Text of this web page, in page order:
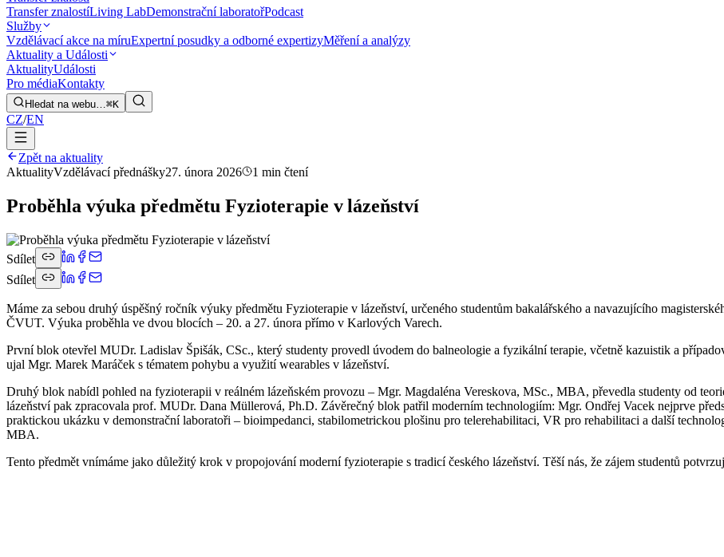
Transfer znalostíLiving LabDemonstrační laboratořPodcast
Služby
Vzdělávací akce na míruExpertní posudky a odborné expertizyMěření a analýzy
Aktuality a Události
AktualityUdálosti
Pro médiaKontakty
Hledat na webu…⌘K
CZ/EN
Zpět na aktuality
AktualityVzdělávací přednášky27. února 2026 1 min čtení
Proběhla výuka předmětu Fyzioterapie v lázeňství
Sdílet
Sdílet
Máme za sebou druhý úspěšný ročník výuky předmětu Fyzioterapie v lázeňství, určeného studentům bakalářského a navazujícího
ČVUT. Výuka proběhla ve dvou blocích – 20. a 27. února přímo v Karlových Varech.
První blok otevřel MUDr. Ladislav Špišák, CSc., který studenty provedl úvodem do balneologie a fyzikální terapie, včetně kazuistik a
ujal Mgr. Marek Maráček s tématem pohybu a využití wearables v lázeňství.
Druhý blok nabídl pohled na fyzioterapii v reálném lázeňském provozu – Mgr. Magdaléna Vereskova, MSc., MBA, převedla studenty od
lázeňství pak zpracovala prof. MUDr. Dana Müllerová, Ph.D. Závěrečný blok patřil moderním technologiím: Mgr. Ondřej Vacek nejprve
praktickou ukázku v demonstrační laboratoři – bioimpedanci, stabilometrickou plošinu pro telerehabilitaci, VR pro rehabilitaci a další
MBA.
Tento předmět vnímáme jako důležitý krok v propojování moderní fyzioterapie s tradicí českého lázeňství. Těší nás, že zájem studentů